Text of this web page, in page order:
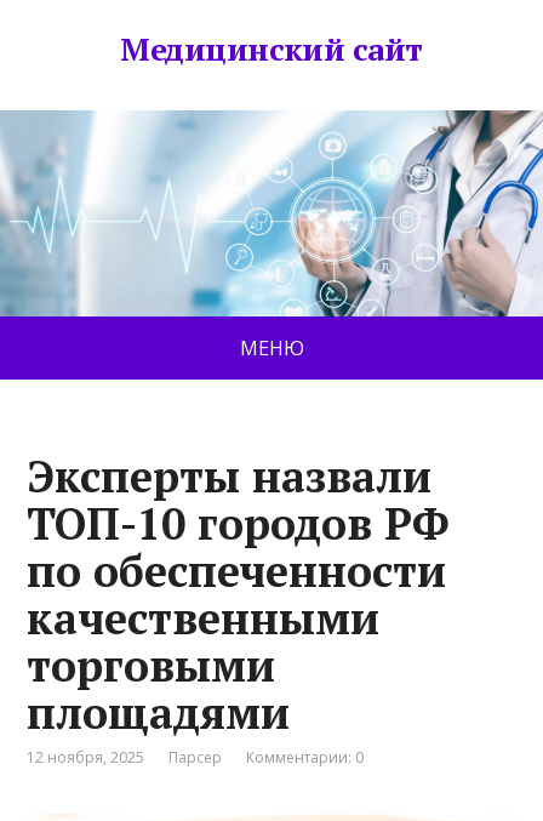
Медицинский сайт
МЕНЮ
Эксперты назвали
ТОП-10 городов РФ
по обеспеченности
качественными
торговыми
площадями
12 ноября, 2025 Парсер Комментарии: 0